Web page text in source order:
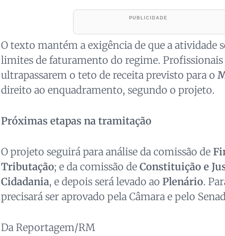
O texto mantém a exigência de que a atividade
limites de faturamento do regime. Profissionais
ultrapassarem o teto de receita previsto para o
direito ao enquadramento, segundo o projeto.
Próximas etapas na tramitação
O projeto seguirá para análise da comissão de
Tributação; e da comissão de Constituição e
Cidadania, e depois será levado ao Plenário.
precisará ser aprovado pela Câmara e pelo
Da Reportagem/RM